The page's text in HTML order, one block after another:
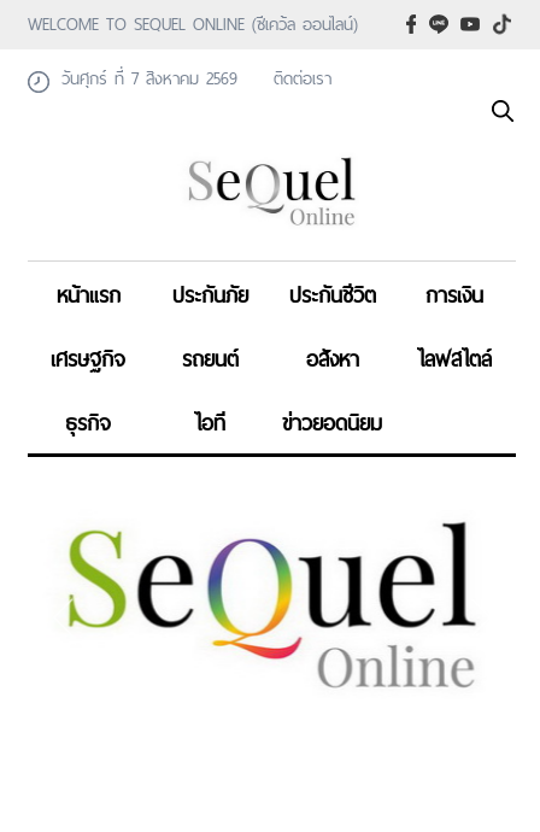
WELCOME TO SEQUEL ONLINE (ซีเคว้ล ออนไลน์)
วันศุกร์ ที่ 7 สิงหาคม 2569
ติดต่อเรา
หน้าแรก ประกันภัย ประกันชีวิต
การเงิน
เศรษฐกิจ
รถยนต์ อสังหา
ไลฟสไตล์
ธุรกิจ
ไอที ข่าวยอดนิยม